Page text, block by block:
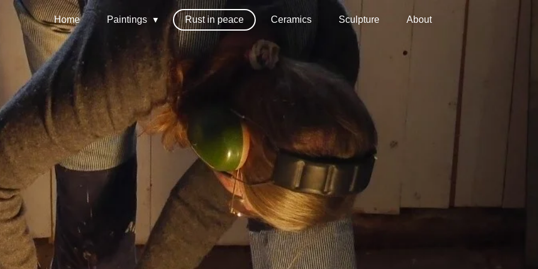
Home Paintings Rust in peace Ceramics Sculpture About